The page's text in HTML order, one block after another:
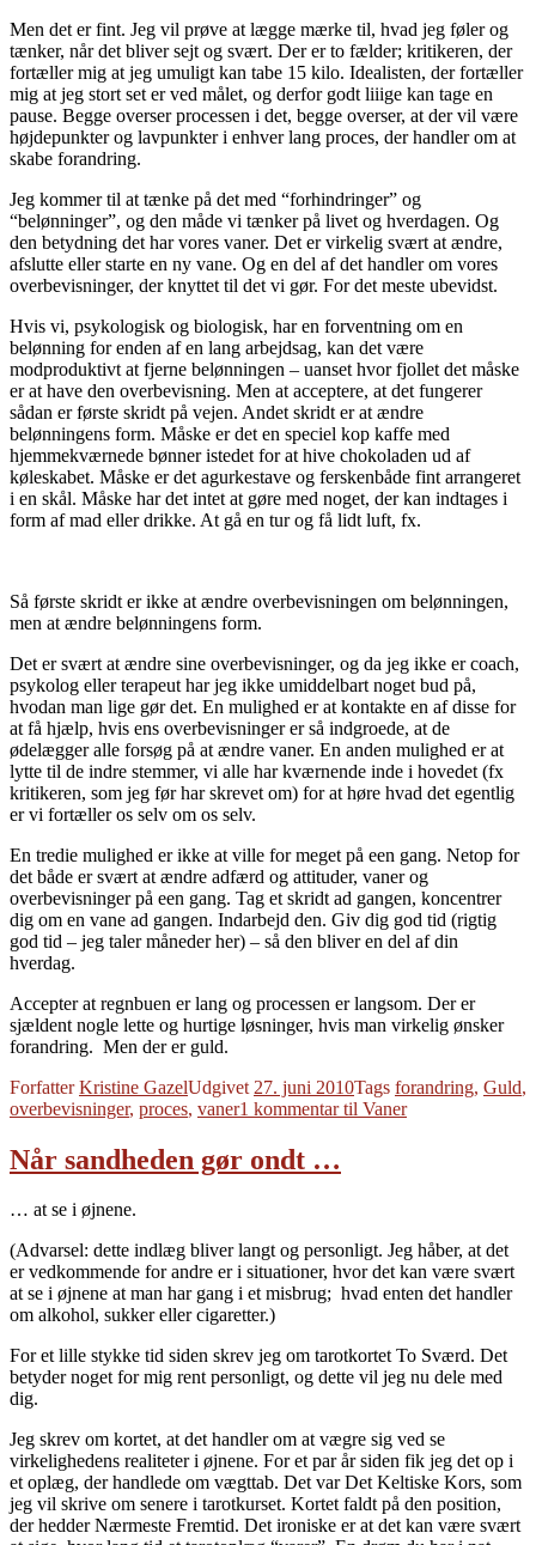
Men det er fint. Jeg vil prøve at lægge mærke til, hvad jeg føler og
tænker, når det bliver sejt og svært. Der er to fælder; kritikeren, der
fortæller mig at jeg umuligt kan tabe 15 kilo. Idealisten, der fortæller
mig at jeg stort set er ved målet, og derfor godt liiige kan tage en
pause. Begge overser processen i det, begge overser, at der vil være
højdepunkter og lavpunkter i enhver lang proces, der handler om at
skabe forandring.
Jeg kommer til at tænke på det med “forhindringer” og
“belønninger”, og den måde vi tænker på livet og hverdagen. Og
den betydning det har vores vaner. Det er virkelig svært at ændre,
afslutte eller starte en ny vane. Og en del af det handler om vores
overbevisninger, der knyttet til det vi gør. For det meste ubevidst.
Hvis vi, psykologisk og biologisk, har en forventning om en
belønning for enden af en lang arbejdsag, kan det være
modproduktivt at fjerne belønningen – uanset hvor fjollet det måske
er at have den overbevisning. Men at acceptere, at det fungerer
sådan er første skridt på vejen. Andet skridt er at ændre
belønningens form. Måske er det en speciel kop kaffe med
hjemmekværnede bønner istedet for at hive chokoladen ud af
køleskabet. Måske er det agurkestave og ferskenbåde fint arrangeret
i en skål. Måske har det intet at gøre med noget, der kan indtages i
form af mad eller drikke. At gå en tur og få lidt luft, fx.
Så første skridt er ikke at ændre overbevisningen om belønningen,
men at ændre belønningens form.
Det er svært at ændre sine overbevisninger, og da jeg ikke er coach,
psykolog eller terapeut har jeg ikke umiddelbart noget bud på,
hvodan man lige gør det. En mulighed er at kontakte en af disse for
at få hjælp, hvis ens overbevisninger er så indgroede, at de
ødelægger alle forsøg på at ændre vaner. En anden mulighed er at
lytte til de indre stemmer, vi alle har kværnende inde i hovedet (fx
kritikeren, som jeg før har skrevet om) for at høre hvad det egentlig
er vi fortæller os selv om os selv.
En tredie mulighed er ikke at ville for meget på een gang. Netop for
det både er svært at ændre adfærd og attituder, vaner og
overbevisninger på een gang. Tag et skridt ad gangen, koncentrer
dig om en vane ad gangen. Indarbejd den. Giv dig god tid (rigtig
god tid – jeg taler måneder her) – så den bliver en del af din
hverdag.
Accepter at regnbuen er lang og processen er langsom. Der er
sjældent nogle lette og hurtige løsninger, hvis man virkelig ønsker
forandring. Men der er guld.
ForfatterKristine GazelUdgivet 27. juni 2010Tags forandring, Guld,
overbevisninger, proces, vaner1 kommentartil Vaner
Når sandheden gør ondt …
… at se i øjnene.
(Advarsel: dette indlæg bliver langt og personligt. Jeg håber, at det
er vedkommende for andre er i situationer, hvor det kan være svært
at se i øjnene at man har gang i et misbrug; hvad enten det handler
om alkohol, sukker eller cigaretter.)
For et lille stykke tid siden skrev jeg om tarotkortet To Sværd. Det
betyder noget for mig rent personligt, og dette vil jeg nu dele med
dig.
Jeg skrev om kortet, at det handler om at vægre sig ved se
virkelighedens realiteter i øjnene. For et par år siden fik jeg det op i
et oplæg, der handlede om vægttab. Det var Det Keltiske Kors, som
jeg vil skrive om senere i tarotkurset. Kortet faldt på den position,
der hedder Nærmeste Fremtid. Det ironiske er at det kan være svært